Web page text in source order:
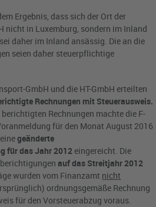
Ergebnis, dass sich der Ort der
nicht in Luxemburg, sondern im Inland
daher im Inland ansässig. Die an die
seien daher steuerpflichtige
GmbH und die HT-GmbH erteilten
Rechnungen mit Steuerausweis.
Rechnungen machte die F-
für den Monat August 2016
geänderte
für das Jahr 2012 eingereicht. Die
auf das Streitjahr 2012
wurden vom Finanzamt nicht
ordnungsgemäße Rechnung
für den Vorsteuerabzug voraus.